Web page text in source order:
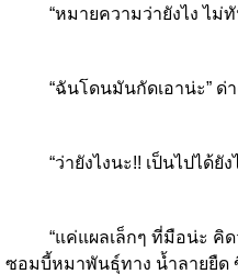
“หมายความว่ายังไง ไม่ทัน
“ฉันโดนมันกัดเอาน่ะ” ด่า
“ว่ายังไงนะ!! เป็นไปได้ยังไ
“แค่แผลเล็กๆ ที่มือน่ะ คิดว่
ซอมบี้หมาพันธุ์ทาง น้ำลายยืด